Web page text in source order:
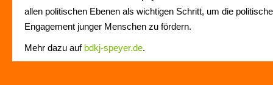
allen politischen Ebenen als wichtigen Schritt, um die
Engagement junger Menschen zu fördern.
Mehr dazu auf bdkj-speyer.de.